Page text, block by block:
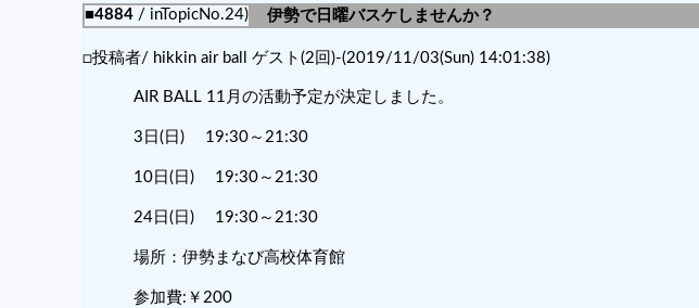
■4884/ inTopicNo.24)
伊勢で日曜バスケしませんか？
□投稿者/ hikkin air ball ゲスト(2回)-(2019/11/03(Sun) 14:01:38)
AIR BALL 11月の活動予定が決定しました。
3日(日) 19:30～21:30
10日(日) 19:30～21:30
24日(日) 19:30～21:30
場所：伊勢まなび高校体育館
参加費:￥200